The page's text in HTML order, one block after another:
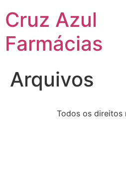
Cruz Azul
Farmácias
Arquivos
Todos os direitos